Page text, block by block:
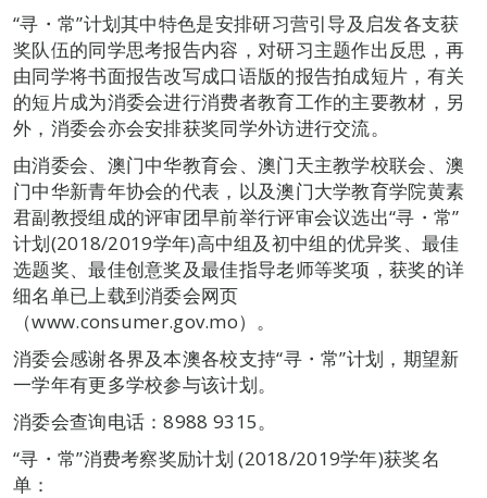
“寻・常”计划其中特色是安排研习营引导及启发各支获
奖队伍的同学思考报告内容，对研习主题作出反思，再
由同学将书面报告改写成口语版的报告拍成短片，有关
的短片成为消委会进行消费者教育工作的主要教材，另
外，消委会亦会安排获奖同学外访进行交流。
由消委会、澳门中华教育会、澳门天主教学校联会、澳
门中华新青年协会的代表，以及澳门大学教育学院黄素
君副教授组成的评审团早前举行评审会议选出“寻・常”
计划(2018/2019学年)高中组及初中组的优异奖、最佳
选题奖、最佳创意奖及最佳指导老师等奖项，获奖的详
细名单已上载到消委会网页
（www.consumer.gov.mo）。
消委会感谢各界及本澳各校支持“寻・常”计划，期望新
一学年有更多学校参与该计划。
消委会查询电话：8988 9315。
“寻・常”消费考察奖励计划 (2018/2019学年)获奖名
单：